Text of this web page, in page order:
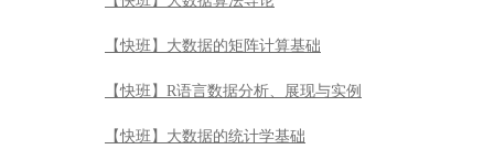
【快班】大数据的矩阵计算基础
【快班】R语言数据分析、展现与实例
【快班】大数据的统计学基础